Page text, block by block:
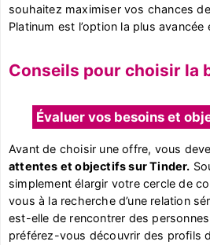
souhaitez maximiser vos chances
Platinum est l’option la plus avancée
Conseils pour choisir la
Évaluer vos besoins et
Avant de choisir une offre, vous
attentes et objectifs sur Tinder.
simplement élargir votre cercle de
vous à la recherche d’une relation
est-elle de rencontrer des
préférez-vous découvrir des profils